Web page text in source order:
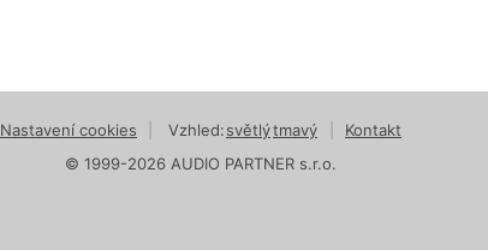
Nastavení cookies Vzhled:světlýtmavý
Kontakt
© 1999-2026 AUDIO PARTNER s.r.o.